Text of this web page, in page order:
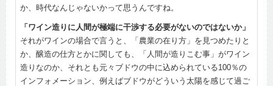
か、時代なんじゃないかって思うんですね。
「ワイン造りに人間が極端に干渉する必要がないのではないか」
それがワインの場合で言うと、「農業の在り方」を見つめたりと
か、醸造の仕方とかに関しても、「人間が造りこむ事」がワイン
造りなのか、それとも元々ブドウの中に込められている100％の
インフォメーション、例えばブドウがどういう太陽を感じて過ご